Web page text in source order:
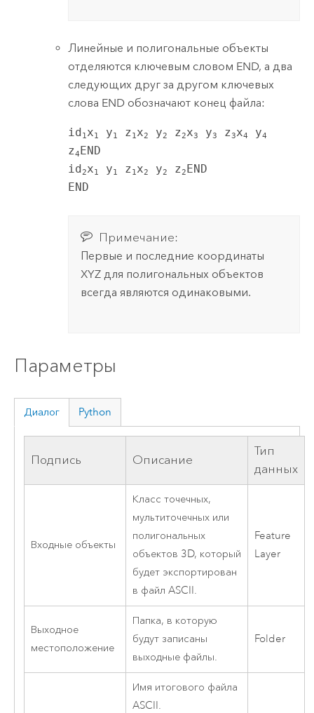
Линейные и полигональные объекты
отделяются ключевым словом END, а два
следующих друг за другом ключевых
слова END обозначают конец файла:
id 1x1 y1 z 1x2 y2 z2x3 y3 z3x4 y4
z4 END
id 2x1 y1 z 1x2 y2 z2 END
END
Примечание:
Первые и последние координаты
XYZ для полигональных объектов
всегда являются одинаковыми.
Параметры
Диалог Python
Подпись Описание
Тип
данных
Входные объекты
Класс точечных,
мультиточечных или
полигональных
объектов 3D, который
будет экспортирован
в файл ASCII.
Feature
Layer
Выходное
местоположение
Папка, в которую
будут записаны
выходные файлы.
Folder
Имя итогового файла
ASCII.